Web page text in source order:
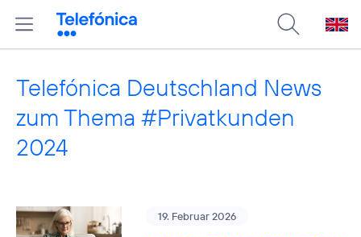
Telefónica Deutschland News
zum Thema #Privatkunden
2024
19. Februar 2026